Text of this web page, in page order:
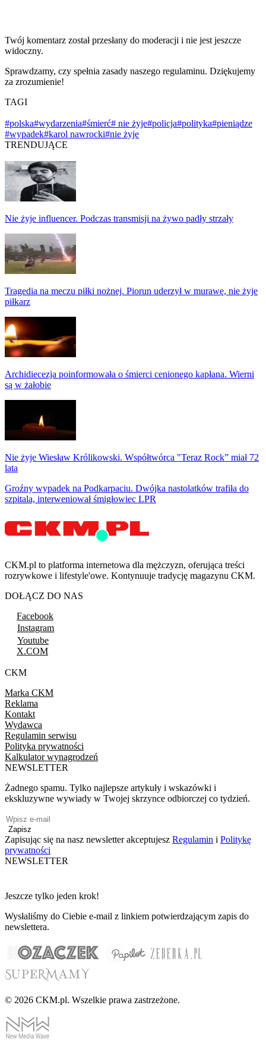
Twój komentarz został przesłany do moderacji i nie jest jeszcze
widoczny.
Sprawdzamy, czy spełnia zasady naszego regulaminu. Dziękujemy
za zrozumienie!
TAGI
#polska#wydarzenia#śmierć# nie żyje#policja#polityka#pieniądze
#wypadek#karol nawrocki#nie żyje
TRENDUJĄCE
Nie żyje influencer. Podczas transmisji na żywo padły strzały
Tragedia na meczu piłki nożnej. Piorun uderzył w murawę, nie żyje
piłkarz
Archidiecezja poinformowała o śmierci cenionego kapłana. Wierni
są w żałobie
Nie żyje Wiesław Królikowski. Współtwórca "Teraz Rock” miał 72
lata
Groźny wypadek na Podkarpaciu. Dwójka nastolatków trafiła do
szpitala, interweniował śmigłowiec LPR
CKM.pl to platforma internetowa dla mężczyzn, oferująca treści
rozrywkowe i lifestyle'owe. Kontynuuje tradycję magazynu CKM.
DOŁĄCZ DO NAS
Facebook
Instagram
Youtube
X.COM
CKM
Marka CKM
Reklama
Kontakt
Wydawca
Regulamin serwisu
Polityka prywatności
Kalkulator wynagrodzeń
NEWSLETTER
Żadnego spamu. Tylko najlepsze artykuły i wskazówki i
ekskluzywne wywiady w Twojej skrzynce odbiorczej co tydzień.
Zapisz
Zapisując się na nasz newsletter akceptujesz Regulamin i Politykę
prywatności
NEWSLETTER
Jeszcze tylko jeden krok!
Wysłaliśmy do Ciebie e-mail z linkiem potwierdzającym zapis do
newslettera.
© 2026 CKM.pl. Wszelkie prawa zastrzeżone.